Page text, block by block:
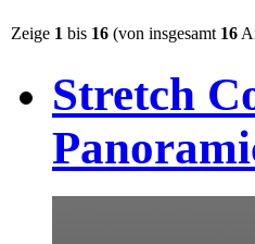
Zeige 1 bis 16 (von insgesamt 16
Stretch